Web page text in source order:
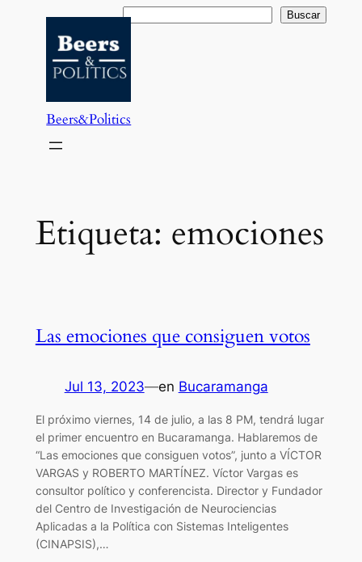
contenido
Buscar Buscar
Beers&Politics
Etiqueta: emociones
Las emociones que consiguen votos
Jul 13, 2023—en Bucaramanga
El próximo viernes, 14 de julio, a las 8 PM, tendrá lugar
el primer encuentro en Bucaramanga. Hablaremos de
“Las emociones que consiguen votos”, junto a VÍCTOR
VARGAS y ROBERTO MARTÍNEZ. Víctor Vargas es
consultor político y conferencista. Director y Fundador
del Centro de Investigación de Neurociencias
Aplicadas a la Política con Sistemas Inteligentes
(CINAPSIS),…